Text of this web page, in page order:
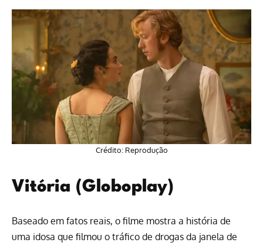
Crédito: Reprodução
Vitória (Globoplay)
Baseado em fatos reais, o filme mostra a história de
uma idosa que filmou o tráfico de drogas da janela de